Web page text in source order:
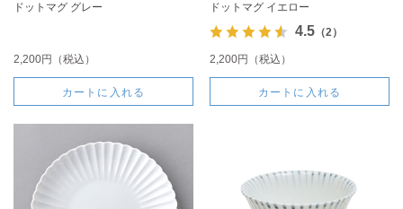
ドットマグ グレー
2,200円（税込）
カートに入れる
ドットマグ イエロー
4.5（2）
2,200円（税込）
カートに入れる